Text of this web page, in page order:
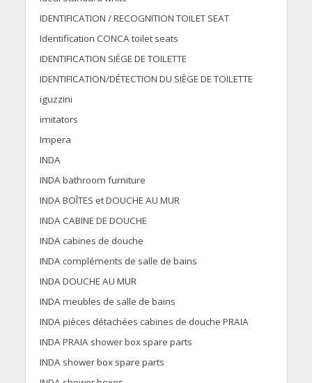
IDENTIFICATION / RECOGNITION TOILET SEAT
Identification CONCA toilet seats
IDENTIFICATION SIÈGE DE TOILETTE
IDENTIFICATION/DÉTECTION DU SIÈGE DE TOILETTE
iguzzini
imitators
Impera
INDA
INDA bathroom furniture
INDA BOÎTES et DOUCHE AU MUR
INDA CABINE DE DOUCHE
INDA cabines de douche
INDA compléments de salle de bains
INDA DOUCHE AU MUR
INDA meubles de salle de bains
INDA pièces détachées cabines de douche PRAIA
INDA PRAIA shower box spare parts
INDA shower box spare parts